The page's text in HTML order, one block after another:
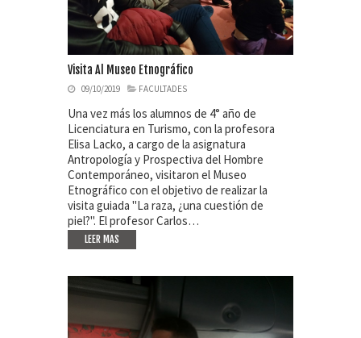
Visita Al Museo Etnográfico
09/10/2019 FACULTADES
Una vez más los alumnos de 4° año de
Licenciatura en Turismo, con la profesora
Elisa Lacko, a cargo de la asignatura
Antropología y Prospectiva del Hombre
Contemporáneo, visitaron el Museo
Etnográfico con el objetivo de realizar la
visita guiada "La raza, ¿una cuestión de
piel?". El profesor Carlos…
LEER MAS